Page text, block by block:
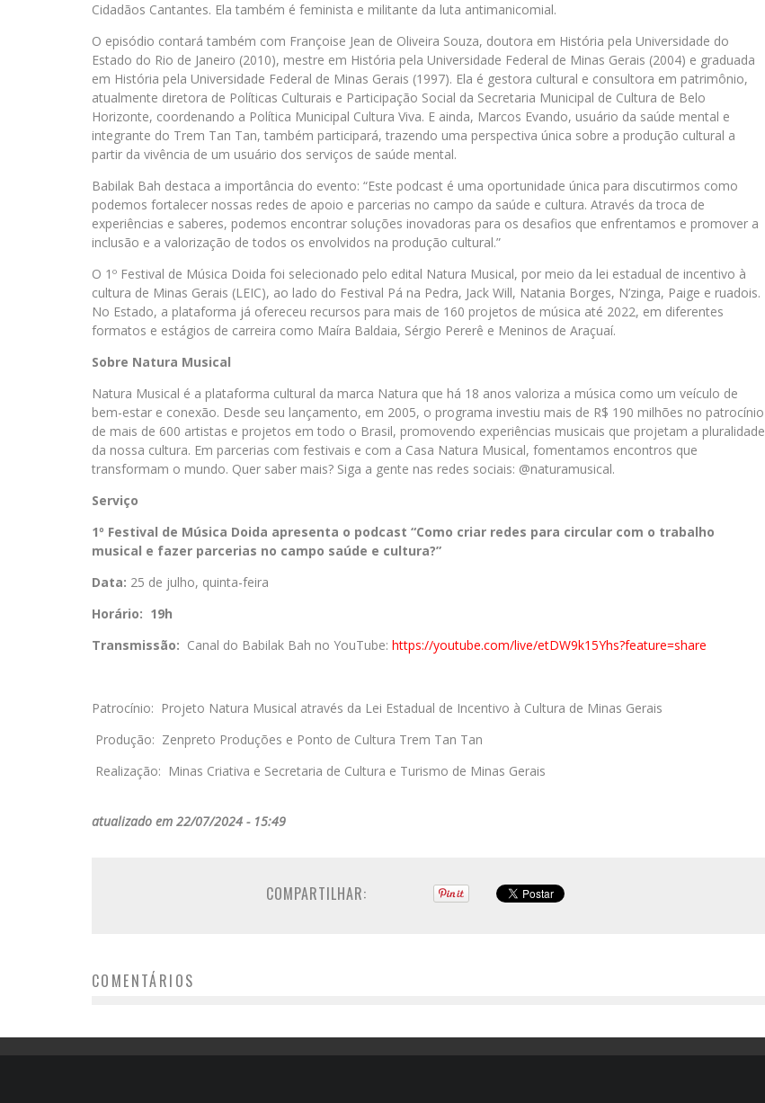
Cidadãos Cantantes. Ela também é feminista e militante da luta antimanicomial.
O episódio contará também com Françoise Jean de Oliveira Souza, doutora em História pela Universidade do
Estado do Rio de Janeiro (2010), mestre em História pela Universidade Federal de Minas Gerais (2004) e graduada
em História pela Universidade Federal de Minas Gerais (1997). Ela é gestora cultural e consultora em patrimônio,
atualmente diretora de Políticas Culturais e Participação Social da Secretaria Municipal de Cultura de Belo
Horizonte, coordenando a Política Municipal Cultura Viva. E ainda, Marcos Evando, usuário da saúde mental e
integrante do Trem Tan Tan, também participará, trazendo uma perspectiva única sobre a produção cultural a
partir da vivência de um usuário dos serviços de saúde mental.
Babilak Bah destaca a importância do evento: “Este podcast é uma oportunidade única para discutirmos como
podemos fortalecer nossas redes de apoio e parcerias no campo da saúde e cultura. Através da troca de
experiências e saberes, podemos encontrar soluções inovadoras para os desafios que enfrentamos e promover a
inclusão e a valorização de todos os envolvidos na produção cultural.”
O 1º Festival de Música Doida foi selecionado pelo edital Natura Musical, por meio da lei estadual de incentivo à
cultura de Minas Gerais (LEIC), ao lado do Festival Pá na Pedra, Jack Will, Natania Borges, N’zinga, Paige e ruadois.
No Estado, a plataforma já ofereceu recursos para mais de 160 projetos de música até 2022, em diferentes
formatos e estágios de carreira como Maíra Baldaia, Sérgio Pererê e Meninos de Araçuaí.
Sobre Natura Musical
Natura Musical é a plataforma cultural da marca Natura que há 18 anos valoriza a música como um veículo de
bem-estar e conexão. Desde seu lançamento, em 2005, o programa investiu mais de R$ 190 milhões no patrocínio
de mais de 600 artistas e projetos em todo o Brasil, promovendo experiências musicais que projetam a pluralidade
da nossa cultura. Em parcerias com festivais e com a Casa Natura Musical, fomentamos encontros que
transformam o mundo. Quer saber mais? Siga a gente nas redes sociais: @naturamusical.
Serviço
1º Festival de Música Doida apresenta o podcast “Como criar redes para circular com o trabalho
musical e fazer parcerias no campo saúde e cultura?”
Data: 25 de julho, quinta-feira
Horário: 19h
Transmissão: Canal do Babilak Bah no YouTube: https://youtube.com/live/etDW9k15Yhs?feature=share
Patrocínio: Projeto Natura Musical através da Lei Estadual de Incentivo à Cultura de Minas Gerais
Produção: Zenpreto Produções e Ponto de Cultura Trem Tan Tan
Realização: Minas Criativa e Secretaria de Cultura e Turismo de Minas Gerais
atualizado em 22/07/2024 - 15:49
COMPARTILHAR:
COMENTÁRIOS